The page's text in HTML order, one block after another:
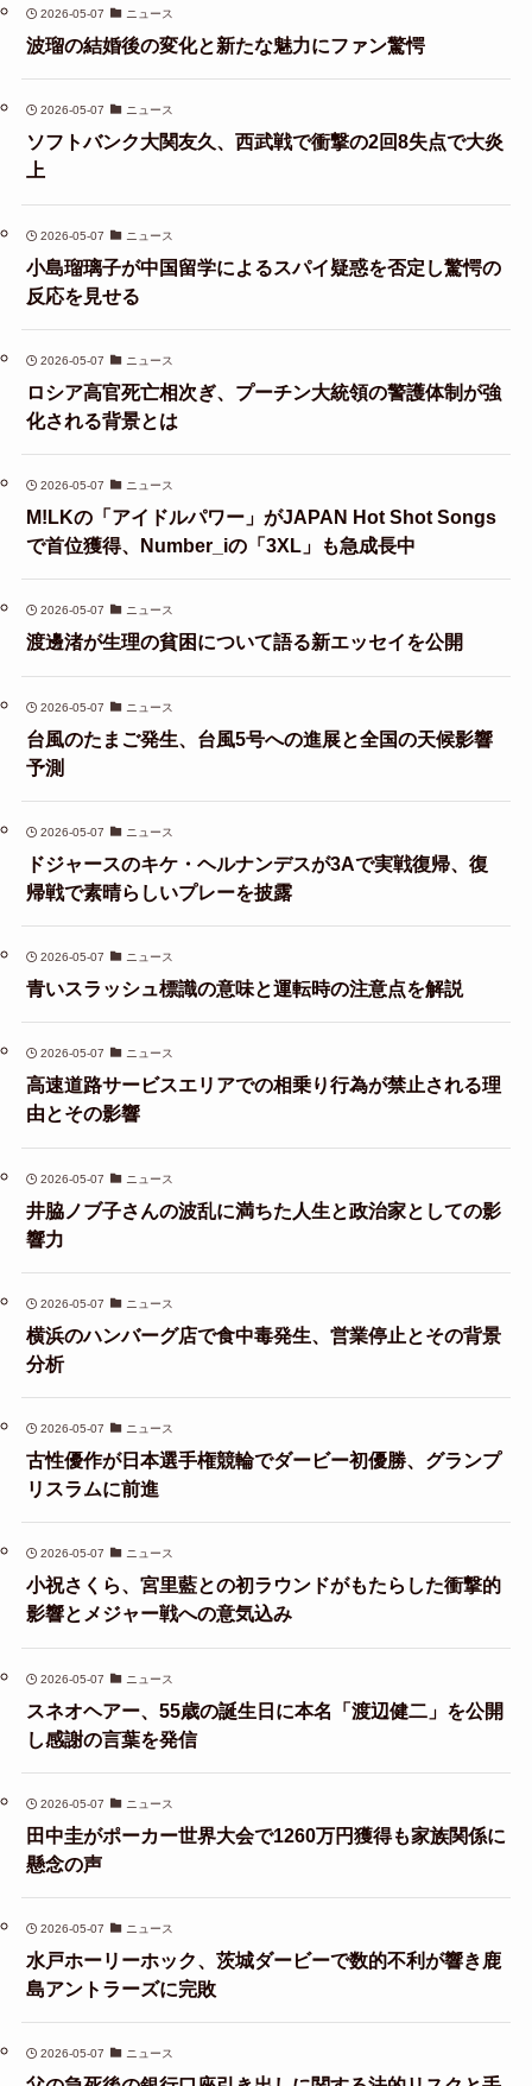
2026-05-07 ニュース
波瑠の結婚後の変化と新たな魅力にファン驚愕
2026-05-07 ニュース
ソフトバンク大関友久、西武戦で衝撃の2回8失点で大炎
上
2026-05-07 ニュース
小島瑠璃子が中国留学によるスパイ疑惑を否定し驚愕の
反応を見せる
2026-05-07 ニュース
ロシア高官死亡相次ぎ、プーチン大統領の警護体制が強
化される背景とは
2026-05-07 ニュース
M!LKの「アイドルパワー」がJAPAN Hot Shot Songs
で首位獲得、Number_iの「3XL」も急成長中
2026-05-07 ニュース
渡邊渚が生理の貧困について語る新エッセイを公開
2026-05-07 ニュース
台風のたまご発生、台風5号への進展と全国の天候影響
予測
2026-05-07 ニュース
ドジャースのキケ・ヘルナンデスが3Aで実戦復帰、復
帰戦で素晴らしいプレーを披露
2026-05-07 ニュース
青いスラッシュ標識の意味と運転時の注意点を解説
2026-05-07 ニュース
高速道路サービスエリアでの相乗り行為が禁止される理
由とその影響
2026-05-07 ニュース
井脇ノブ子さんの波乱に満ちた人生と政治家としての影
響力
2026-05-07 ニュース
横浜のハンバーグ店で食中毒発生、営業停止とその背景
分析
2026-05-07 ニュース
古性優作が日本選手権競輪でダービー初優勝、グランプ
リスラムに前進
2026-05-07 ニュース
小祝さくら、宮里藍との初ラウンドがもたらした衝撃的
影響とメジャー戦への意気込み
2026-05-07 ニュース
スネオヘアー、55歳の誕生日に本名「渡辺健二」を公開
し感謝の言葉を発信
2026-05-07 ニュース
田中圭がポーカー世界大会で1260万円獲得も家族関係に
懸念の声
2026-05-07 ニュース
水戸ホーリーホック、茨城ダービーで数的不利が響き鹿
島アントラーズに完敗
2026-05-07 ニュース